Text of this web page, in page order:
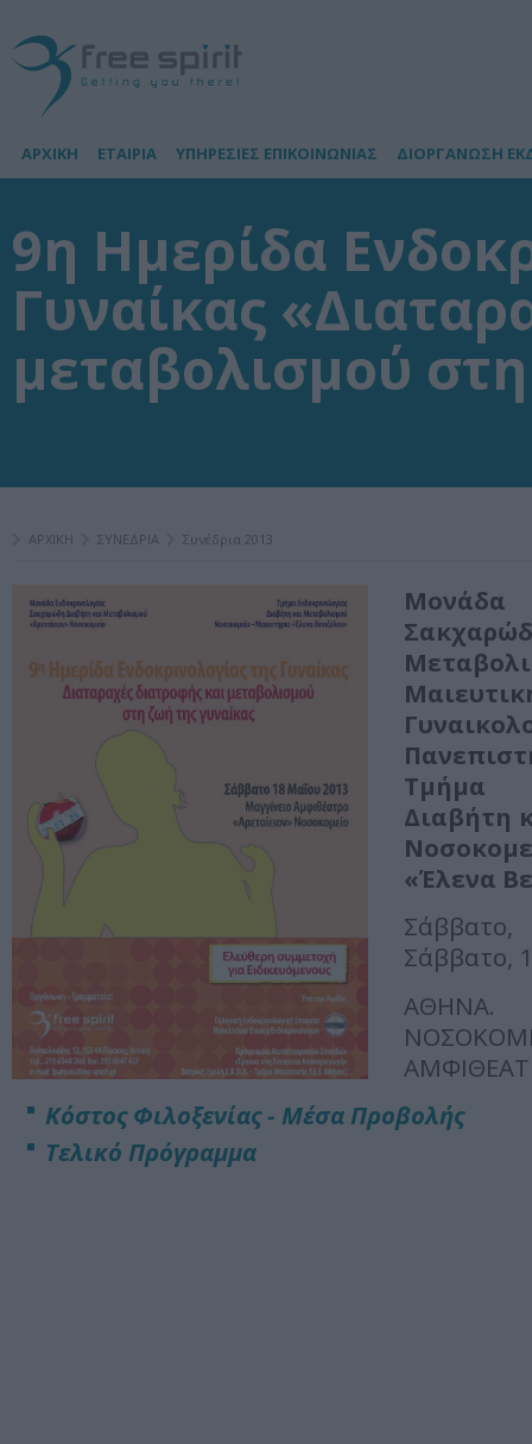
ΑΡΧΙΚΗ ΕΤΑΙΡΙΑ ΥΠΗΡΕΣΙΕΣ ΕΠΙΚΟΙΝΩΝΙΑΣ ΔΙΟΡΓΑΝΩΣΗ
9η Ημερίδα
Γυναίκας
μεταβολισμού
ΑΡΧΙΚΗ ΣΥΝΕΔΡΙΑ Συνέδρια 2013
Μονάδα
Τμήμα
Διαβήτη
«Έλενα
Σάββατο,
Κόστος Φιλοξενίας - Μέσα Προβολής
Τελικό Πρόγραμμα